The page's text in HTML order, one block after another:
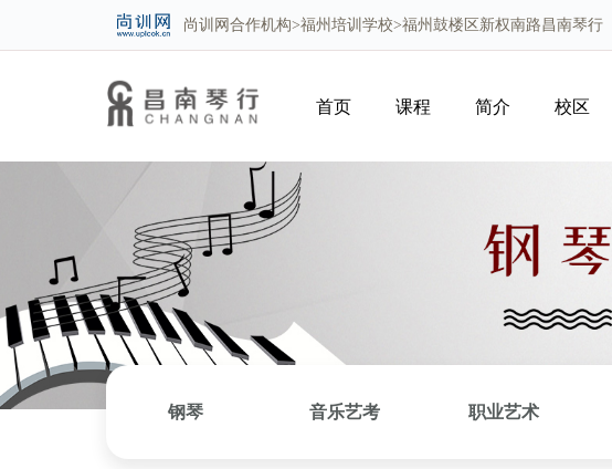
尚训网 合作机构>福州培训学校>福州鼓楼区新权南路昌南琴行
首页 课程 简介 校区
钢琴 音乐艺考 职业艺术